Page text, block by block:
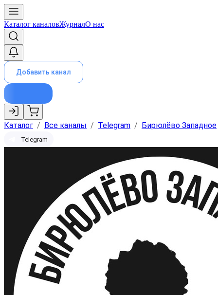
Каталог каналовЖурналО нас
Добавить канал
Каталог / Все каналы / Telegram / Бирюлёво Западное
Telegram